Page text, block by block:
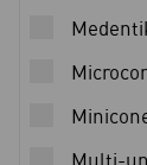
Multi-